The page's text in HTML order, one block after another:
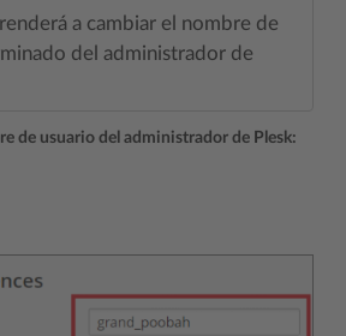
a cambiar el nombre de
del administrador de
de usuario del administrador de Plesk: